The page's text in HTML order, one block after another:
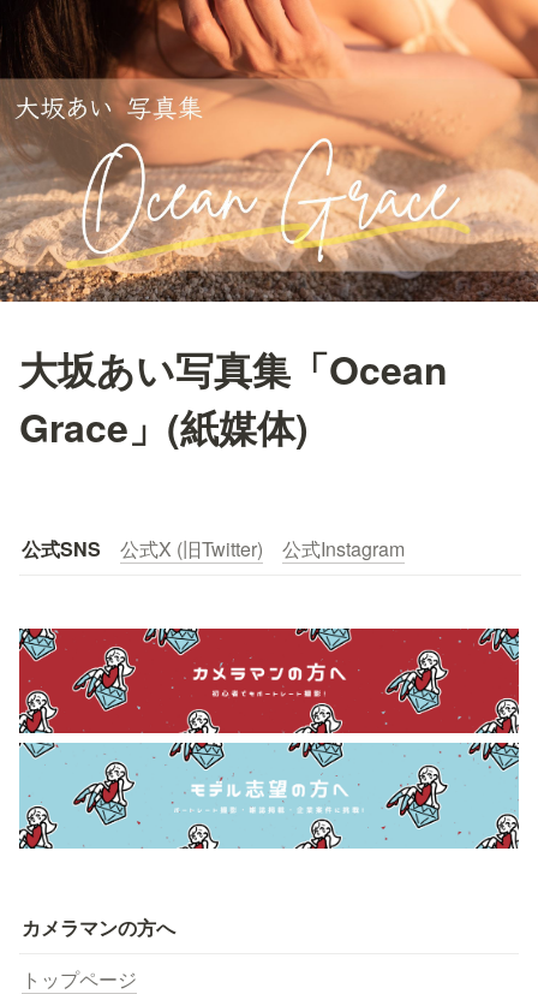
大坂あい写真集「Ocean
Grace」(紙媒体)
公式SNS 公式X (旧Twitter) 公式Instagram
カメラマンの方へ
トップページ